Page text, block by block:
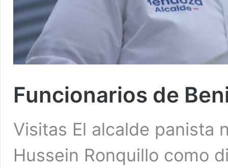
Funcionarios de
Visitas El alcalde panista
Hussein Ronquillo como